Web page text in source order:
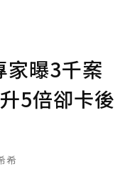
家曝3千案
5倍卻卡後
希